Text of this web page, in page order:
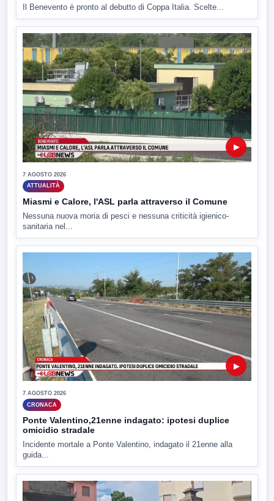
Il Benevento è pronto al debutto di Coppa Italia. Scelte...
▶
7 AGOSTO 2026
ATTUALITÀ
Miasmi e Calore, l'ASL parla attraverso il Comune
Nessuna nuova moria di pesci e nessuna criticità igienico-
sanitaria nel...
▶
7 AGOSTO 2026
CRONACA
Ponte Valentino,21enne indagato: ipotesi duplice
omicidio stradale
Incidente mortale a Ponte Valentino, indagato il 21enne alla
guida...